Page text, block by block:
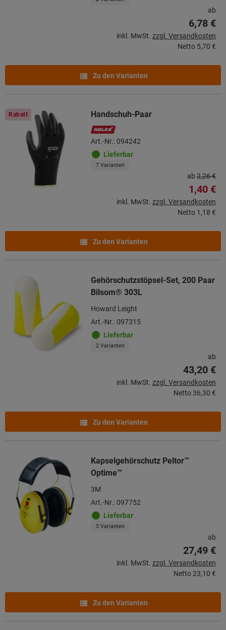
ab
6,78 €
inkl. MwSt. zzgl. Versandkosten
Netto 5,70 €
Zu den Varianten
Rabatt Handschuh-Paar
Art.-Nr.: 094242
Lieferbar
7 Varianten
ab 2,26 €
1,40 €
inkl. MwSt. zzgl. Versandkosten
Netto 1,18 €
Zu den Varianten
Gehörschutzstöpsel-Set, 200 Paar
Bilsom® 303L
Howard Leight
Art.-Nr.: 097315
Lieferbar
2 Varianten
ab
43,20 €
inkl. MwSt. zzgl. Versandkosten
Netto 36,30 €
Zu den Varianten
Kapselgehörschutz Peltor™
Optime™
3M
Art.-Nr.: 097752
Lieferbar
3 Varianten
ab
27,49 €
inkl. MwSt. zzgl. Versandkosten
Netto23,10 €
Zu den Varianten